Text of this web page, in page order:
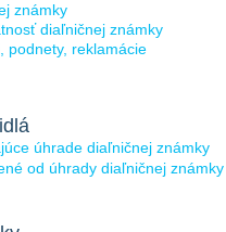
známky
diaľničnej známky
podnety, reklamácie
úhrade diaľničnej známky
od úhrady diaľničnej známky